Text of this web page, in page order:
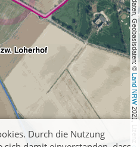
, Kartendaten, Geobasisdaten: ©
Land NRW
2021, Lizenz
Durch die Nutzung